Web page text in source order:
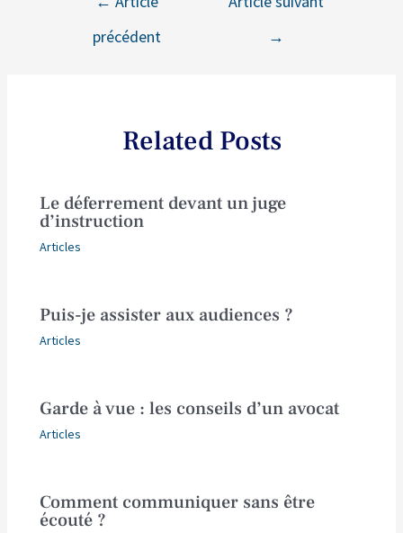
précédent
→
Related Posts
Le déferrement devant un juge
d’instruction
Articles
Puis-je assister aux audiences ?
Articles
Garde à vue : les conseils d’un avocat
Articles
Comment communiquer sans être
écouté ?